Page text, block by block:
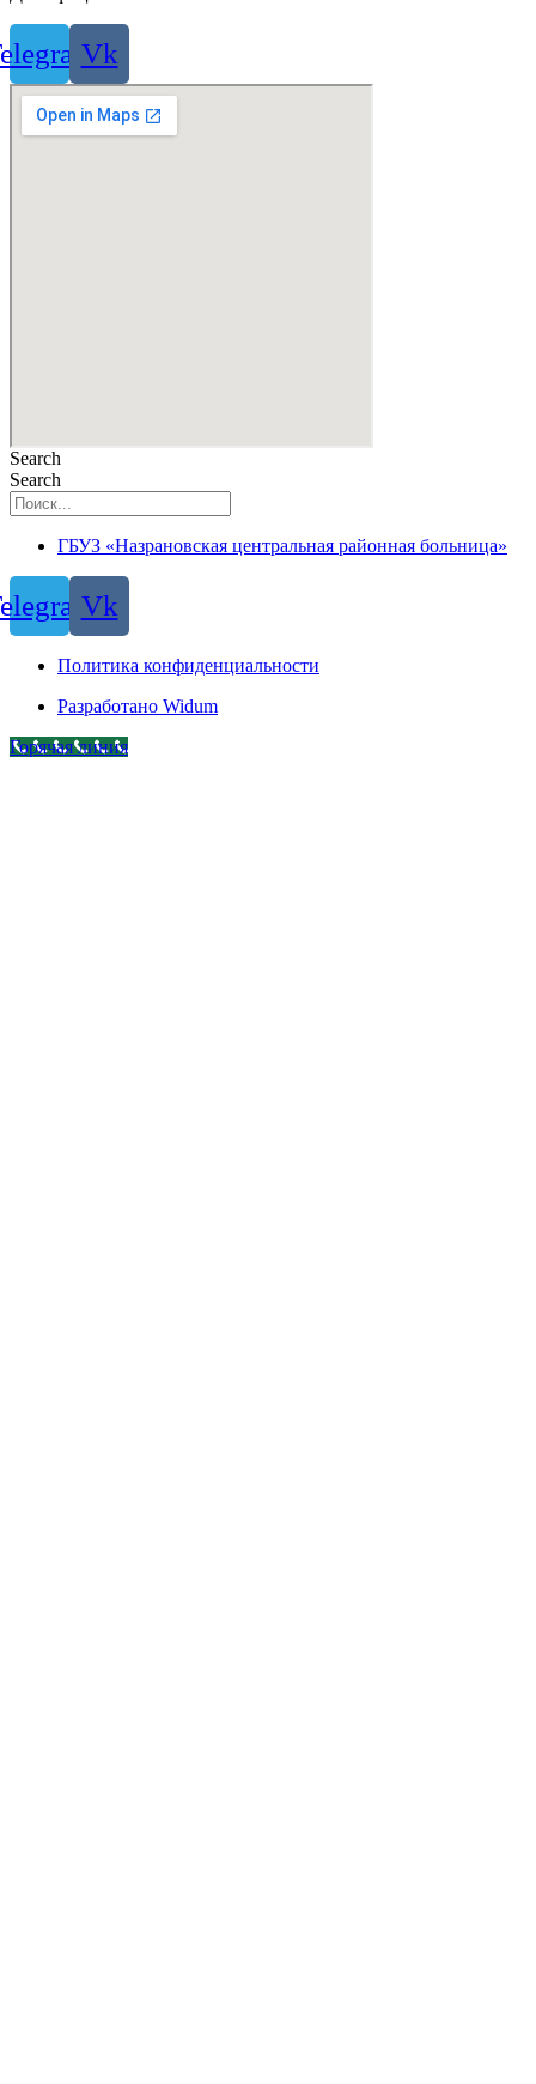
Vk
Search
Search
ГБУЗ «Назрановская центральная районная больница»
Vk
Политика конфиденциальности
Разработано Widum
Горячая линия